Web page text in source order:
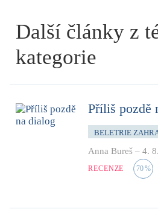
Další články z
kategorie
Příliš pozdě
BELETRIE
Anna Bureš – 4.
RECENZE 70%